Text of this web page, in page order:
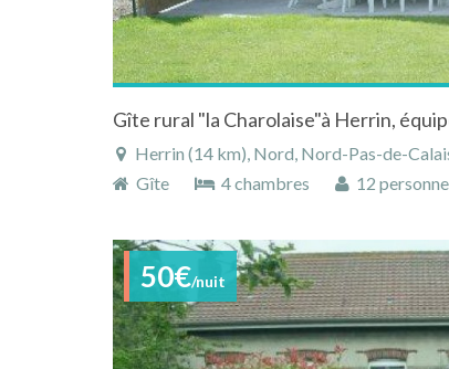
Herrin (14 km), Nord, Nord-Pas-de-
Gîte
4 chambres 12
50€/nuit